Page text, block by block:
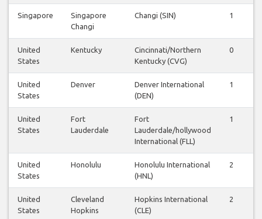
Singapore
Singapore
Changi
Changi (SIN) 1
United
States
Kentucky
Cincinnati/Northern
Kentucky (CVG)
0
United
States
Denver
Denver International
(DEN)
1
United
States
Fort
Lauderdale
Fort
Lauderdale/hollywood
International (FLL)
1
United
States
Honolulu
Honolulu International
(HNL)
2
United
States
Cleveland
Hopkins
Hopkins International
(CLE)
2